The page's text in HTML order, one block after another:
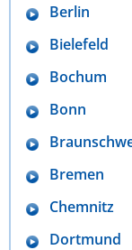
Berlin
Bielefeld
Bochum
Bonn
Bremen
Chemnitz
Dortmund